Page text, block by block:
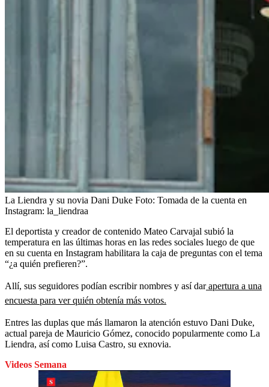
La Liendra y su novia Dani Duke Foto: Tomada de la cuenta en
Instagram: la_liendraa
El deportista y creador de contenido Mateo Carvajal subió la
temperatura en las últimas horas en las redes sociales luego de que
en su cuenta en Instagram habilitara la caja de preguntas con el tema
“¿a quién prefieren?”.
Allí, sus seguidores podían escribir nombres y así darapertura a una
encuesta para ver quién obtenía más votos.
Entres las duplas que más llamaron la atención estuvo Dani Duke,
actual pareja de Mauricio Gómez, conocido popularmente como La
Liendra, así como Luisa Castro, su exnovia.
Videos Semana